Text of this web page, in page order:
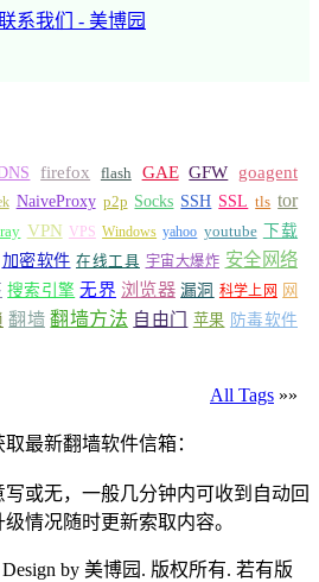
系我们 - 美博园
firefox flash GAE GFW
goagent
NaiveProxy p2p Socks SSH SSL tls tor
VPN VPS Windows yahoo youtube 下载
加密软件 在线工具 宇宙大爆炸 安全网络
搜索引擎 无界 浏览器 漏洞 科学上网 网
翻墙 翻墙方法 自由门 苹果 防毒软件
All Tags »»
最新翻墙软件信箱：
或无，一般几分钟内可收到自动回
情况随时更新索取内容。
by 美博园. 版权所有. 若有版